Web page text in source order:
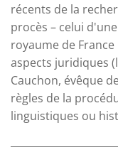
récents de la
procès – celui
royaume de
aspects juridiques
Cauchon, évêque
règles de la
linguistiques ou